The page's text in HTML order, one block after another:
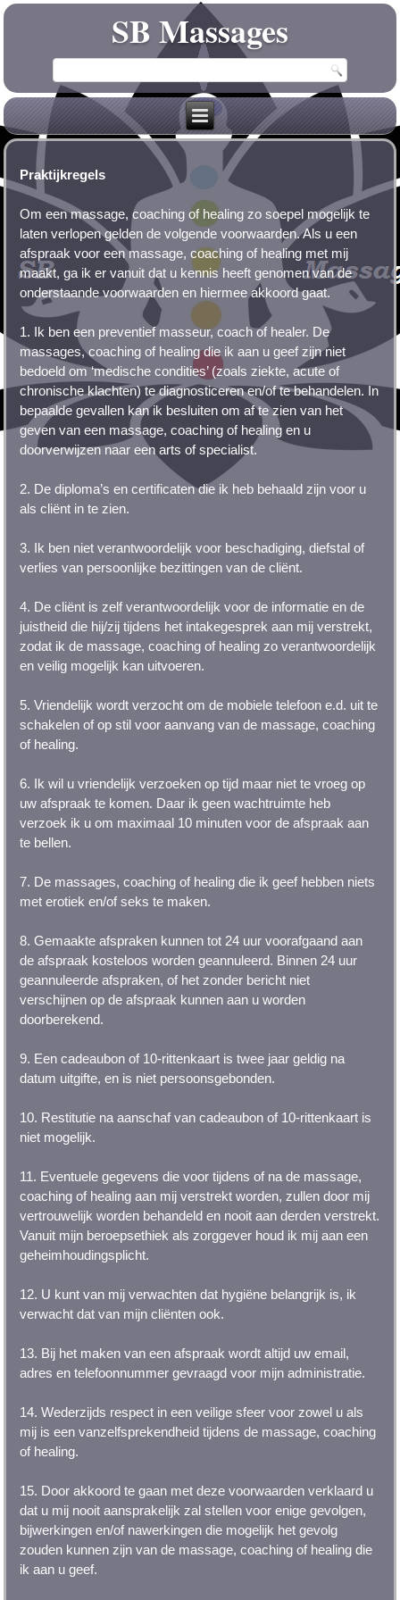
SB Massages
Praktijkregels
Om een massage, coaching of healing zo soepel mogelijk te
laten verlopen gelden de volgende voorwaarden. Als u een
afspraak voor een massage, coaching of healing met mij
maakt, ga ik er vanuit dat u kennis heeft genomen van de
onderstaande voorwaarden en hiermee akkoord gaat.
1. Ik ben een preventief masseur, coach of healer. De
massages, coaching of healing die ik aan u geef zijn niet
bedoeld om ‘medische condities’ (zoals ziekte, acute of
chronische klachten) te diagnosticeren en/of te behandelen. In
bepaalde gevallen kan ik besluiten om af te zien van het
geven van een massage, coaching of healing en u
doorverwijzen naar een arts of specialist.
2. De diploma’s en certificaten die ik heb behaald zijn voor u
als cliënt in te zien.
3. Ik ben niet verantwoordelijk voor beschadiging, diefstal of
verlies van persoonlijke bezittingen van de cliënt.
4. De cliënt is zelf verantwoordelijk voor de informatie en de
juistheid die hij/zij tijdens het intakegesprek aan mij verstrekt,
zodat ik de massage, coaching of healing zo verantwoordelijk
en veilig mogelijk kan uitvoeren.
5. Vriendelijk wordt verzocht om de mobiele telefoon e.d. uit te
schakelen of op stil voor aanvang van de massage, coaching
of healing.
6. Ik wil u vriendelijk verzoeken op tijd maar niet te vroeg op
uw afspraak te komen. Daar ik geen wachtruimte heb
verzoek ik u om maximaal 10 minuten voor de afspraak aan
te bellen.
7. De massages, coaching of healing die ik geef hebben niets
met erotiek en/of seks te maken.
8. Gemaakte afspraken kunnen tot 24 uur voorafgaand aan
de afspraak kosteloos worden geannuleerd. Binnen 24 uur
geannuleerde afspraken, of het zonder bericht niet
verschijnen op de afspraak kunnen aan u worden
doorberekend.
9. Een cadeaubon of 10-rittenkaart is twee jaar geldig na
datum uitgifte, en is niet persoonsgebonden.
10. Restitutie na aanschaf van cadeaubon of 10-rittenkaart is
niet mogelijk.
11. Eventuele gegevens die voor tijdens of na de massage,
coaching of healing aan mij verstrekt worden, zullen door mij
vertrouwelijk worden behandeld en nooit aan derden verstrekt.
Vanuit mijn beroepsethiek als zorggever houd ik mij aan een
geheimhoudingsplicht.
12. U kunt van mij verwachten dat hygiëne belangrijk is, ik
verwacht dat van mijn cliënten ook.
13. Bij het maken van een afspraak wordt altijd uw email,
adres en telefoonnummer gevraagd voor mijn administratie.
14. Wederzijds respect in een veilige sfeer voor zowel u als
mij is een vanzelfsprekendheid tijdens de massage, coaching
of healing.
15. Door akkoord te gaan met deze voorwaarden verklaard u
dat u mij nooit aansprakelijk zal stellen voor enige gevolgen,
bijwerkingen en/of nawerkingen die mogelijk het gevolg
zouden kunnen zijn van de massage, coaching of healing die
ik aan u geef.